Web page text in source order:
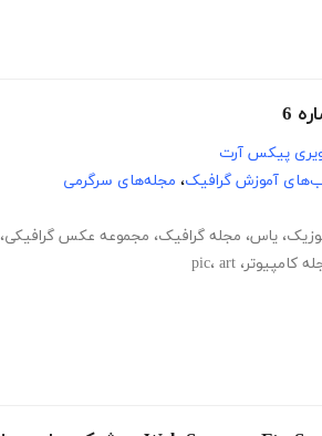
6
پیکس آرت
آموزش گرافیک، مجله‌های سرگرمی
، یاس، مجله گرافیک، مجموعه عکس گرافیکی،
کامپیوتر، pic، art